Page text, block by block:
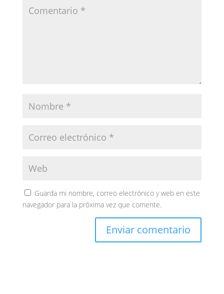
Guarda mi nombre, correo electrónico y web en este
navegador para la próxima vez que comente.